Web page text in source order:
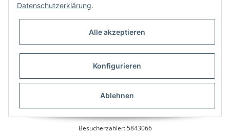
* Alle Preise inkl. gesetzlicher USt., zzgl.
Besucherzähler: 5843066
Datenschutzerklärung.
Alle akzeptieren
Konfigurieren
Ablehnen